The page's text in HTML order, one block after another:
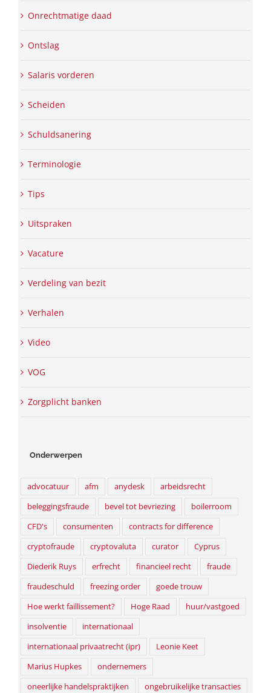
Onrechtmatige daad
Ontslag
Salaris vorderen
Scheiden
Schuldsanering
Terminologie
Tips
Uitspraken
Vacature
Verdeling van bezit
Verhalen
Video
VOG
Zorgplicht banken
Onderwerpen
advocatuur afm anydesk
arbeidsrecht
beleggingsfraude
bevel tot bevriezing
boilerroom
CFD's
consumenten
contracts for difference
cryptofraude
cryptovaluta curator
Cyprus
Diederik Ruys
erfrecht financieel recht
fraude
fraudeschuld
freezing order
goede trouw
Hoe werkt faillissement?
Hoge Raad
huur/vastgoed
insolventie
internationaal
internationaal privaatrecht (ipr)
Leonie Keet
Marius Hupkes
ondernemers
oneerlijke handelspraktijken
ongebruikelijke transacties